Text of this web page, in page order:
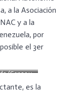
a la Asociación
y a la
por
el 3er
(Cenac y
es la